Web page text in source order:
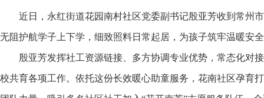
近日，永红街道花园南村社区党委副书记殷亚芳收到常州
无阻护航学子上下学，细致照料日常起居，为孩子筑牢温暖安
殷亚芳发挥社工资源链接、多方协调专业优势，常态化对
校共育各项工作。依托这份长效暖心助童服务，花南社区孕育